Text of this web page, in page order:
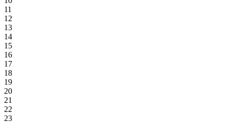
11
12
13
14
15
16
17
18
19
20
21
22
23